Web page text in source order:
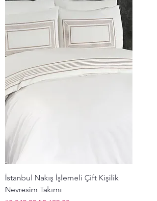
İstanbul Nakış İşlemeli Çift Kişilik
Nevresim Takımı